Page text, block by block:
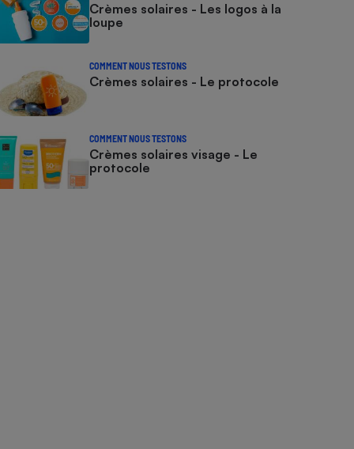
Crèmes solaires - Les logos à la
loupe
COMMENT NOUS TESTONS
Crèmes solaires - Le protocole
COMMENT NOUS TESTONS
Crèmes solaires visage - Le
protocole